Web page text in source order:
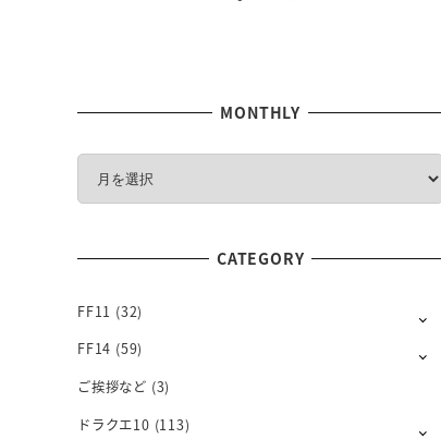
MONTHLY
H
Y
CATEGORY
FF11 (32)
FF14 (59)
ご挨拶など (3)
ドラクエ10 (113)